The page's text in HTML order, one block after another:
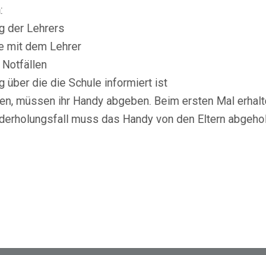
der Lehrers
mit dem Lehrer
über die die Schule informiert ist
müssen ihr Handy abgeben. Beim ersten Mal
muss das Handy von den Eltern